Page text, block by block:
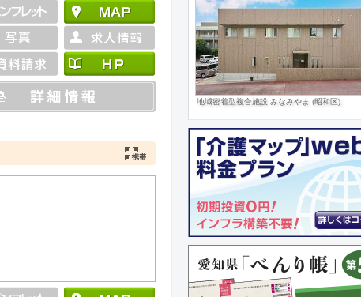
地域密着型複合施設 みなみやま (昭和区)
住宅型有料老人ホーム かざぐるま名東 (名東区)